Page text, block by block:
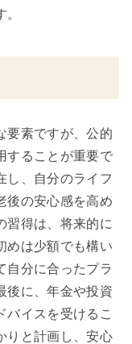
要素ですが、公的
することが重要で
し、自分のライフ
後の安心感を高め
習得は、将来的に
めは少額でも構い
自分に合ったプラ
後に、年金や投資
バイスを受けるこ
りと計画し、安心